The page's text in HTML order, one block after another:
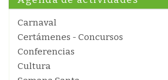
Carnaval
Certámenes - Concursos
Conferencias
Cultura